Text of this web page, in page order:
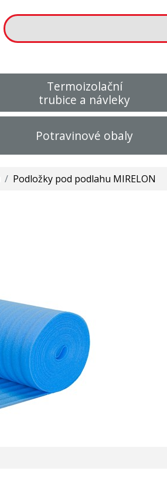
Termoizolační
trubice a návleky
Potravinové obaly
/ Podložky pod podlahu MIRELON